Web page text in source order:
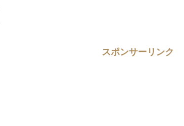
スポンサーリンク